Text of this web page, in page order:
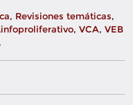
, Revisiones temáticas,
, VCA, VEB
.